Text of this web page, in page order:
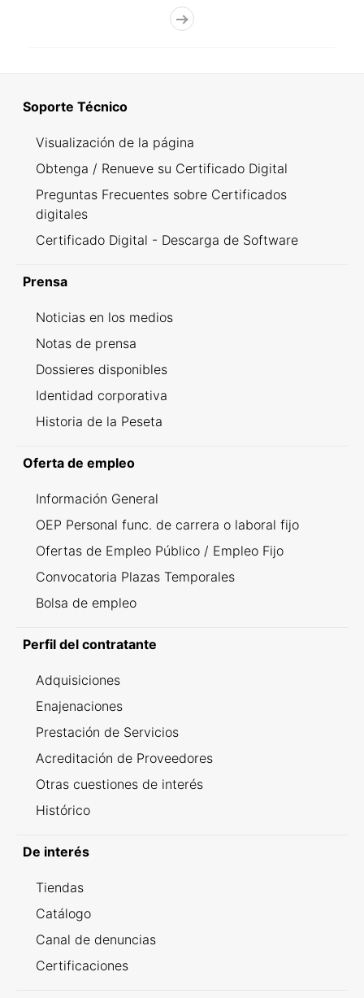
Soporte Técnico
Visualización de la página
Obtenga / Renueve su Certificado Digital
Preguntas Frecuentes sobre Certificados
digitales
Certificado Digital - Descarga de Software
Prensa
Noticias en los medios
Notas de prensa
Dossieres disponibles
Identidad corporativa
Historia de la Peseta
Oferta de empleo
Información General
OEP Personal func. de carrera o laboral fijo
Ofertas de Empleo Público / Empleo Fijo
Convocatoria Plazas Temporales
Bolsa de empleo
Perfil del contratante
Adquisiciones
Enajenaciones
Prestación de Servicios
Acreditación de Proveedores
Otras cuestiones de interés
Histórico
De interés
Tiendas
Catálogo
Canal de denuncias
Certificaciones